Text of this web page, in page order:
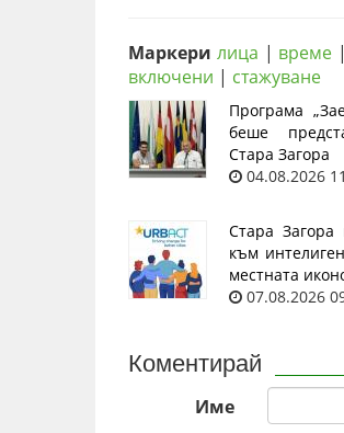
Маркери лица | време |
включени | стажуване
Програма
беше
Стара Загора
04.08.2026
Стара Загора
към
местната
07.08.2026
Коментирай
Име